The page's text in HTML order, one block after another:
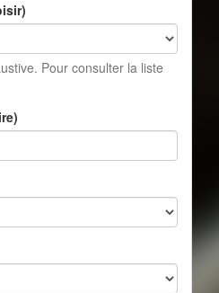
Pour consulter la liste